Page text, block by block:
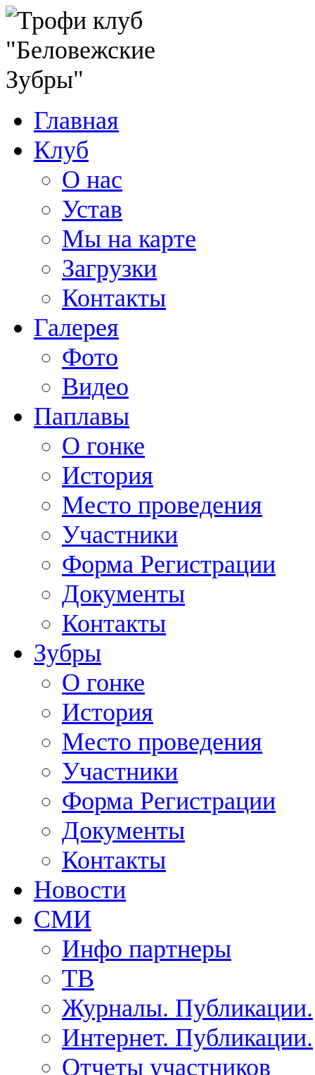
Главная
Клуб
О нас
Устав
Мы на карте
Загрузки
Контакты
Галерея
Фото
Видео
Паплавы
О гонке
История
Место проведения
Участники
Форма Регистрации
Документы
Контакты
Зубры
О гонке
История
Место проведения
Участники
Форма Регистрации
Документы
Контакты
Новости
СМИ
Инфо партнеры
ТВ
Журналы. Публикации.
Интернет. Публикации.
Отчеты участников